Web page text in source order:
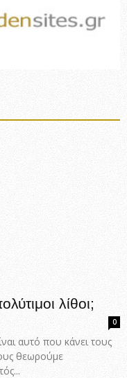
λίθοι;
0
αυτό που κάνει τους
θεωρούμε